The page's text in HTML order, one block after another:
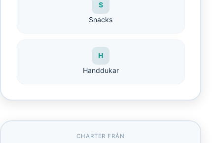
S
Snacks
H
Handdukar
CHARTER FRÅN